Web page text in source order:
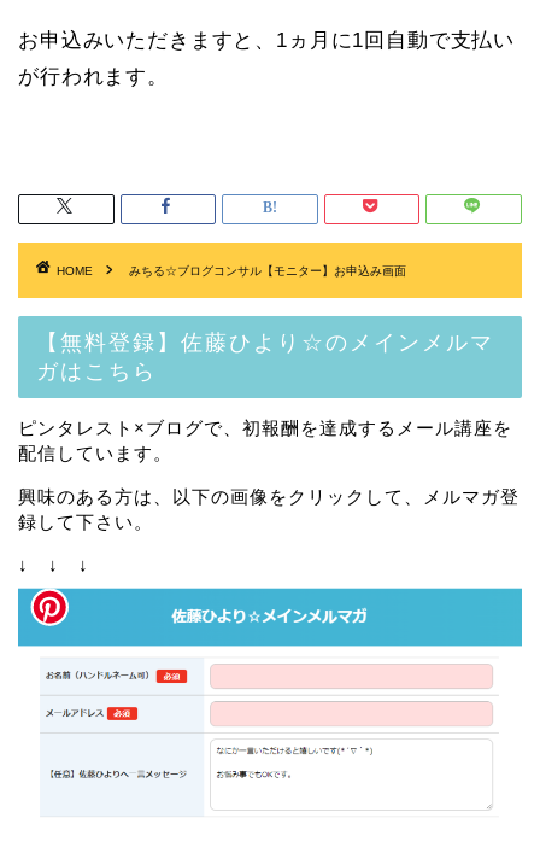
お申込みいただきますと、1ヵ月に1回自動で支払い
が行われます。
HOME みちる☆ブログコンサル【モニター】お申込み画面
【無料登録】佐藤ひより☆のメインメルマ
ガはこちら
ピンタレスト×ブログで、初報酬を達成するメール講座を
配信しています。
興味のある方は、以下の画像をクリックして、メルマガ登
録して下さい。
↓ ↓ ↓